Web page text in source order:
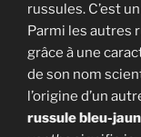
russules. C’est
Parmi les autres
grâce à une
de son nom
l’origine d’un
russule bleu-